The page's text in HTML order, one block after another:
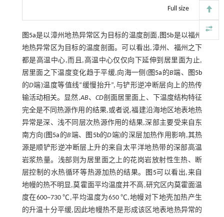
Full size
图5a是以漳州地热异常区为目标的温度剖面, 图5b是以福州
地热异常区为目标的温度剖面。可以看出,漳州、福州之下
都是高温中心,而且,高温中心仅仅向下延伸到居里面为止,
居里面之下温度变化趋于平缓,向海一侧(图5a 的B端、
图5b
的D端)温度等值线“缓慢抬升”,与铲形逆冲断层向上的热传
输活动相关。显然,AB、 CD剖面居里面上、下温度结构特征
完全是不同热源作用的结果,或者说,福建沿海地区地表地热
异常是深、浅不同层次热源作用的结果,深部主要受来自东
南方向(图5a 的B端、 图5b的D端)的深层加热作用影响,其热
源是顺铲形逆冲断层上升的来自太平洋地热带的深部高温
岩浆热量。浅部则为居里面之上的花岗岩放射性生热、断
层控制的水热循环等热源加热的结果。
图5可以看出,来自
地幔的热不明显,莫霍面平均温度并不高,研究区内莫霍面温
度在600~730 ℃,平均温度为650 ℃,地幔对下地壳加热产生
的升温十分平缓,因此地幔热不是形成该区地表地热异常的